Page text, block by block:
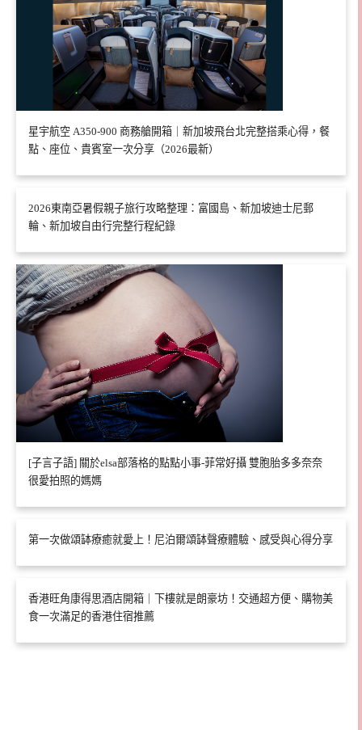
星宇航空 A350-900 商務艙開箱｜新加坡飛台北完整搭乘心得，餐
點、座位、貴賓室一次分享（2026最新）
2026東南亞暑假親子旅行攻略整理：富國島、新加坡迪士尼郵
輪、新加坡自由行完整行程紀錄
[子言子語] 關於elsa部落格的點點小事-菲常好攝 雙胞胎多多奈奈
很愛拍照的媽媽
第一次做頌缽療癒就愛上！尼泊爾頌缽聲療體驗、感受與心得分享
香港旺角康得思酒店開箱｜下樓就是朗豪坊！交通超方便、購物美
食一次滿足的香港住宿推薦